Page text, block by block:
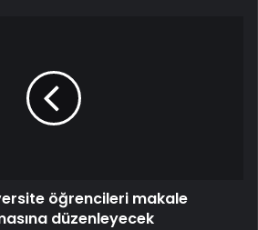
öğrencileri makale
düzenleyecek